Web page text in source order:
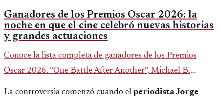
Ganadores de los Premios Oscar 2026: la
noche en que el cine celebró nuevas historias
y grandes actuaciones
Conoce la lista completa de ganadores de los Premios
Oscar 2026. “One Battle After Another”, Michael B.
Jordan y Jessie Buckley fueron los grandes protagonistas
La controversia comenzó cuando el periodista Jorge